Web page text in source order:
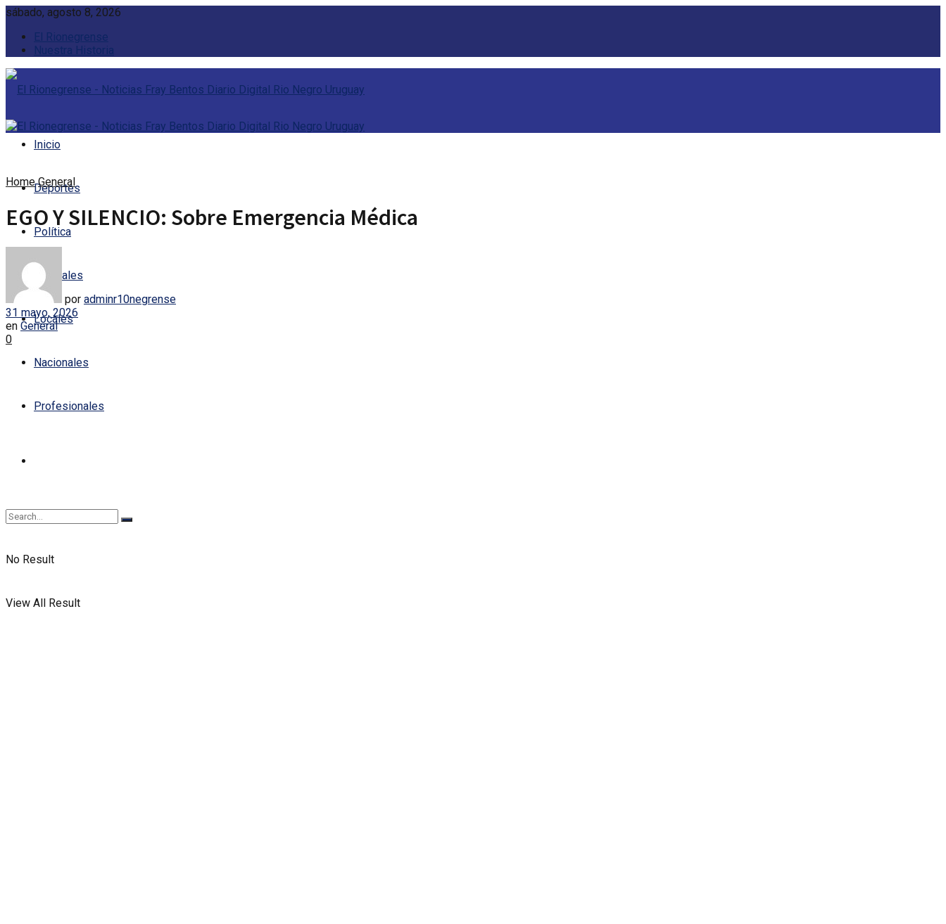
sábado, agosto 8, 2026
El Rionegrense
Nuestra Historia
Inicio
Deportes
Política
Policiales
Locales
Nacionales
Profesionales
No Result
View All Result
Home General
EGO Y SILENCIO: Sobre Emergencia Médica
por adminr10negrense
31 mayo, 2026
en General
0